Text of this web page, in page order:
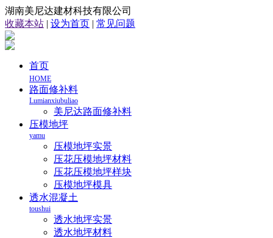
湖南美尼达建材科技有限公司
收藏本站 | 设为首页 | 常见问题
首页
HOME
路面修补料
Lumianxiubuliao
美尼达路面修补料
压模地坪
yamu
压模地坪实景
压花压模地坪材料
压花压模地坪样块
压模地坪模具
透水混凝土
toushui
透水地坪实景
透水地坪材料